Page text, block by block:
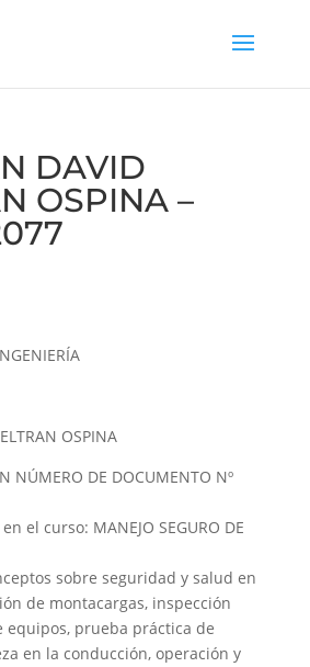
DAVID
OSPINA –
OSPINA
NÚMERO DE DOCUMENTO Nº
el curso: MANEJO SEGURO DE
sobre seguridad y salud en
de montacargas, inspección
equipos, prueba práctica de
en la conducción, operación y